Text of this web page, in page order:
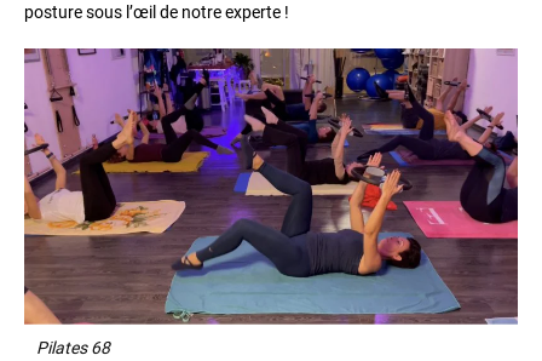
posture sous l’œil de notre experte !
Pilates 68